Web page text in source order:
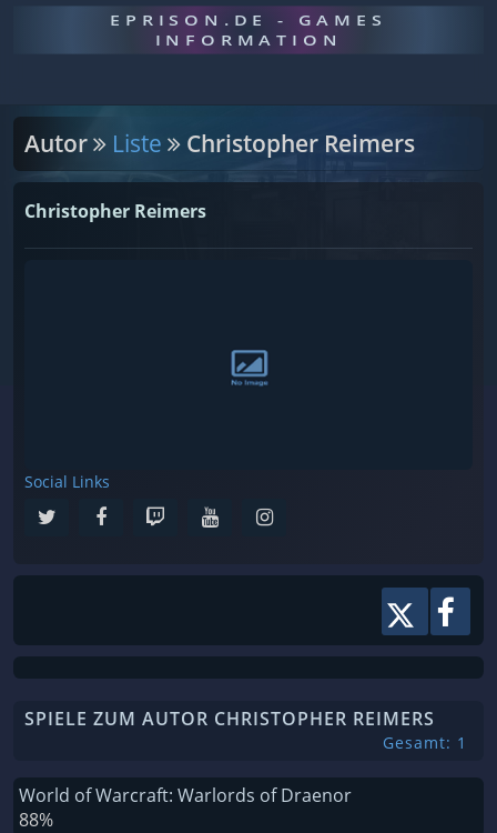
EPRISON.DE - GAMES
INFORMATION
Autor Liste Christopher Reimers
Christopher Reimers
Social Links
SPIELE ZUM AUTOR CHRISTOPHER REIMERS
Gesamt: 1
World of Warcraft: Warlords of Draenor
88%